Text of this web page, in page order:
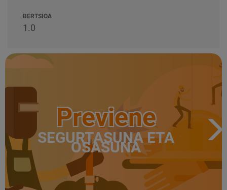
BERTSIOA
1.0
Previene
SEGURTASUNA ETA
OSASUNA